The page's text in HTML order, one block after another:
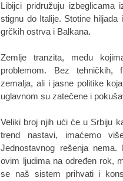
Libijci pridružuju
stignu do Italije. Stotine
grčkih ostrva i Balkana.
Zemlje tranzita, među
problemom. Bez tehničkih,
zemalja, ali i jasne politike
uglavnom su zatečene i
Veliki broj njih ući će u Srbiju
trend nastavi, imaćemo
Jednostavnog rešenja
ovim ljudima na određen rok,
se naš sistem prihvati i